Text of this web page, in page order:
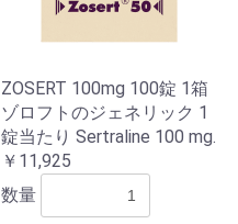
ZOSERT 100mg 100錠 1箱
ゾロフトのジェネリック 1
錠当たり Sertraline 100 mg.
￥11,925
数量